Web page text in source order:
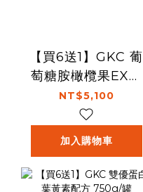
【買6送1】GKC 葡
萄糖胺橄欖果EX配
方 810g/罐
NT$5,100
加入購物車